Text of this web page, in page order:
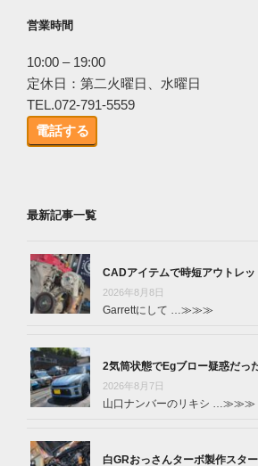
営業時間
10:00 – 19:00
定休日：第二火曜日、水曜日
TEL.072-791-5559
電話する
最新記事一覧
CADアイテムで時短アウトレッ
2026年8月8日
Garrettにして … ≫≫≫
2気筒状態でEgブロー疑惑だっ
2026年8月7日
山口ナンバーのリキシ … ≫≫≫
白GRおっさんターボ製作スター